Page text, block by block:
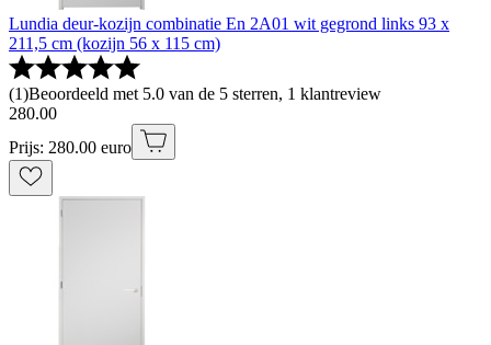
Lundia deur-kozijn combinatie En 2A01 wit gegrond links 93 x
211,5 cm (kozijn 56 x 115 cm)
(1)Beoordeeld met 5.0 van de 5 sterren, 1 klantreview
280.00
Prijs: 280.00 euro